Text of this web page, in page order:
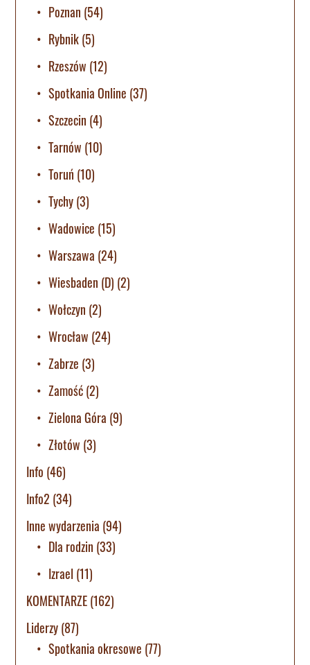
Poznan (54)
Rybnik(5)
Rzeszów (12)
Spotkania Online (37)
Szczecin (4)
Tarnów (10)
Toruń (10)
Tychy(3)
Wadowice (15)
Warszawa (24)
Wiesbaden (D) (2)
Wołczyn (2)
Wrocław (24)
Zabrze (3)
Zamość(2)
Zielona Góra (9)
Złotów (3)
Info (46)
Info2 (34)
Inne wydarzenia (94)
Dla rodzin (33)
Izrael (11)
KOMENTARZE(162)
Liderzy(87)
Spotkania okresowe (77)